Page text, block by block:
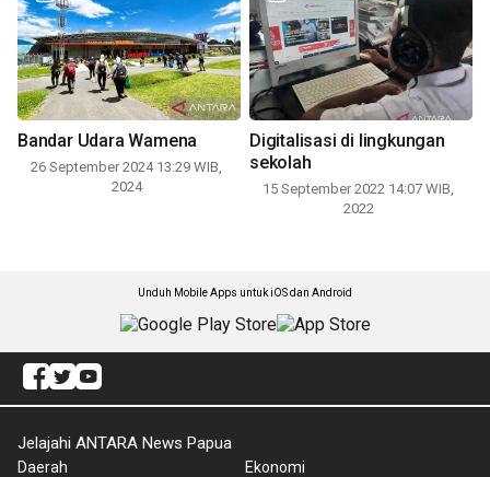
Bandar Udara Wamena
26 September 2024 13:29 WIB,
2024
Digitalisasi di lingkungan
sekolah
15 September 2022 14:07 WIB,
2022
Unduh Mobile Apps untuk iOS dan Android
Jelajahi ANTARA News Papua
Daerah
Ekonomi